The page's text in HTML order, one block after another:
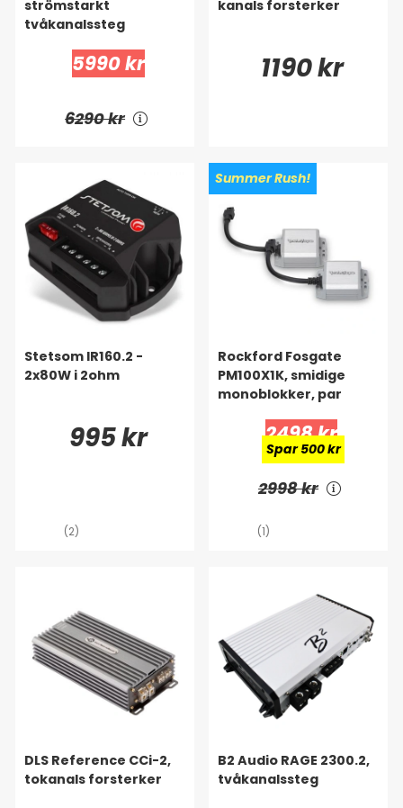
strömstarkt
tvåkanalssteg
5990 kr
6290 kr
kanals forsterker
1190 kr
Stetsom IR160.2 -
2x80W i 2ohm
995 kr
(2)
Summer Rush!
Rockford Fosgate
PM100X1K, smidige
monoblokker, par
2498 kr
Spar 500 kr
2998 kr
(1)
DLS Reference CCi-2,
tokanals forsterker
B2 Audio RAGE 2300.2,
tvåkanalssteg